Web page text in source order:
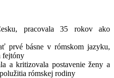
pracovala 35 rokov ako
prvé básne v rómskom jazyku,
fejtóny
a kritizovala postavenie ženy a
rómskej rodiny